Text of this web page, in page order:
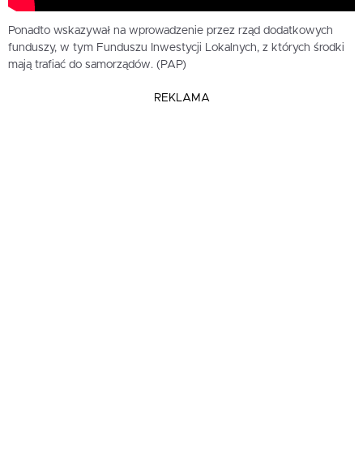
Ponadto wskazywał na wprowadzenie przez rząd dodatkowych
funduszy, w tym Funduszu Inwestycji Lokalnych, z których środki
mają trafiać do samorządów. (PAP)
REKLAMA